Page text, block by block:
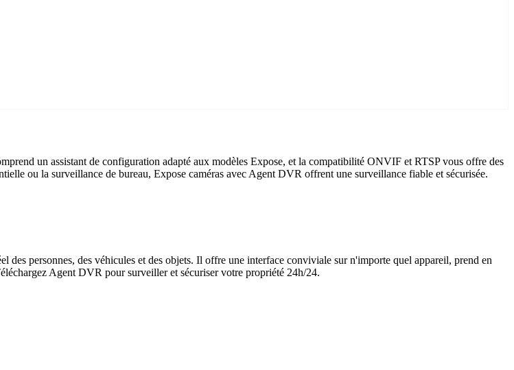
un assistant de configuration adapté aux modèles Expose, et la compatibilité ONVIF et RTSP vous offre des
ou la surveillance de bureau, Expose caméras avec Agent DVR offrent une surveillance fiable et sécurisée.
personnes, des véhicules et des objets. Il offre une interface conviviale sur n'importe quel appareil, prend en
Agent DVR pour surveiller et sécuriser votre propriété 24h/24.